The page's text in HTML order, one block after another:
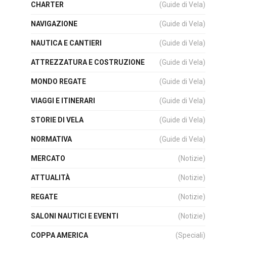
CHARTER (Guide di Vela)
NAVIGAZIONE (Guide di Vela)
NAUTICA E CANTIERI (Guide di Vela)
ATTREZZATURA E COSTRUZIONE (Guide di Vela)
MONDO REGATE (Guide di Vela)
VIAGGI E ITINERARI (Guide di Vela)
STORIE DI VELA (Guide di Vela)
NORMATIVA (Guide di Vela)
MERCATO (Notizie)
ATTUALITÀ (Notizie)
REGATE (Notizie)
SALONI NAUTICI E EVENTI (Notizie)
COPPA AMERICA (Speciali)